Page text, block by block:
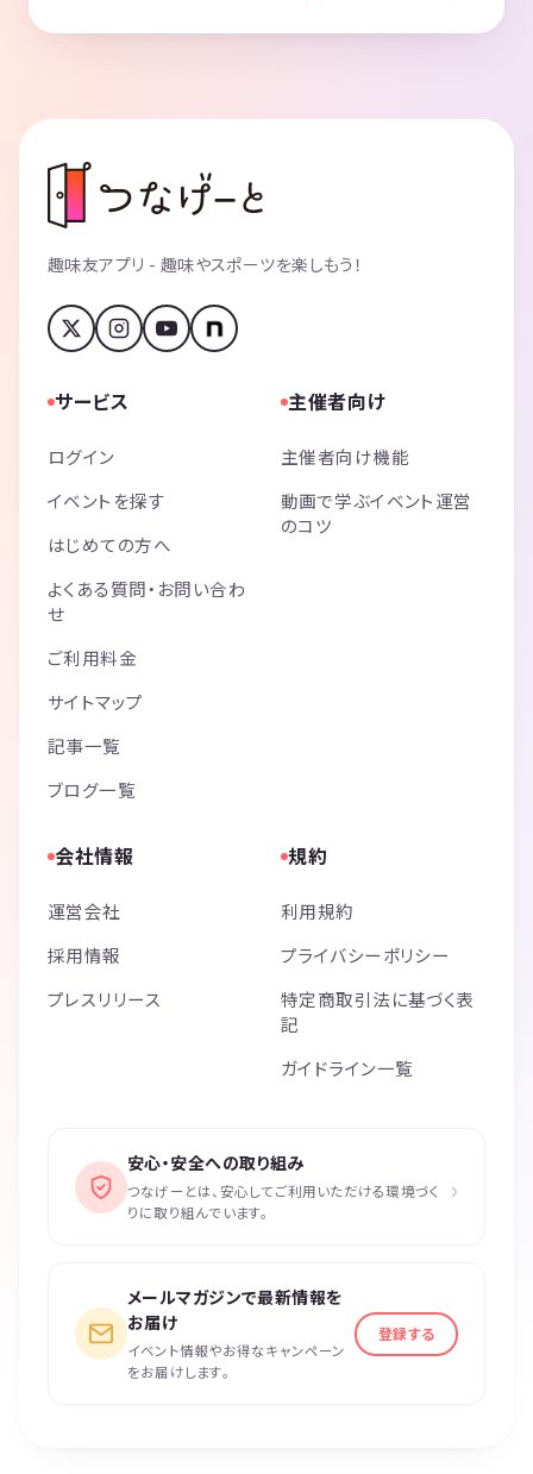
趣味友アプリ - 趣味やスポーツを楽しもう！
サービス
ログイン
イベントを探す
はじめての方へ
よくある質問・お問い合わ
せ
ご利用料金
サイトマップ
記事一覧
ブログ一覧
主催者向け
主催者向け機能
動画で学ぶイベント運営
のコツ
会社情報
運営会社
採用情報
プレスリリース
規約
利用規約
プライバシーポリシー
特定商取引法に基づく表
記
ガイドライン一覧
安心・安全への取り組み
つなげーとは、安心してご利用いただける環境づく
りに取り組んでいます。
›
メールマガジンで最新情報を
お届け
イベント情報やお得なキャンペーン
をお届けします。
登録する